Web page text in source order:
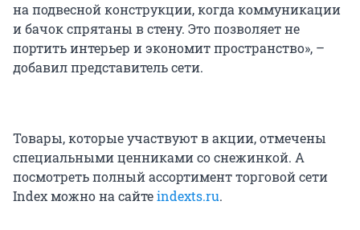
на подвесной конструкции, когда коммуникации
и бачок спрятаны в стену. Это позволяет не
портить интерьер и экономит пространство», –
добавил представитель сети.
Товары, которые участвуют в акции, отмечены
специальными ценниками со снежинкой. А
посмотреть полный ассортимент торговой сети
Index можно на сайтеindexts.ru.